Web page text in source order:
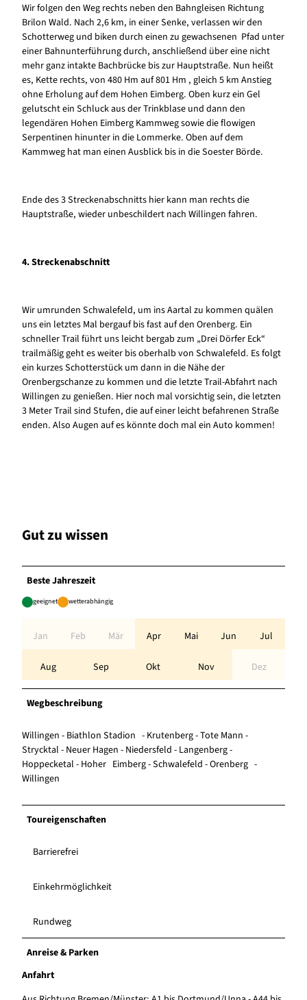
Wir folgen den Weg rechts neben den Bahngleisen Richtung
Brilon Wald. Nach 2,6 km, in einer Senke, verlassen wir den
Schotterweg und biken durch einen zu gewachsenen Pfad unter
einer Bahnunterführung durch, anschließend über eine nicht
mehr ganz intakte Bachbrücke bis zur Hauptstraße. Nun heißt
es, Kette rechts, von 480 Hm auf 801 Hm , gleich 5 km Anstieg
ohne Erholung auf dem Hohen Eimberg. Oben kurz ein Gel
gelutscht ein Schluck aus der Trinkblase und dann den
legendären Hohen Eimberg Kammweg sowie die flowigen
Serpentinen hinunter in die Lommerke. Oben auf dem
Kammweg hat man einen Ausblick bis in die Soester Börde.
Ende des 3 Streckenabschnitts hier kann man rechts die
Hauptstraße, wieder unbeschildert nach Willingen fahren.
4. Streckenabschnitt
Wir umrunden Schwalefeld, um ins Aartal zu kommen quälen
uns ein letztes Mal bergauf bis fast auf den Orenberg. Ein
schneller Trail führt uns leicht bergab zum „Drei Dörfer Eck“
trailmäßig geht es weiter bis oberhalb von Schwalefeld. Es folgt
ein kurzes Schotterstück um dann in die Nähe der
Orenbergschanze zu kommen und die letzte Trail-Abfahrt nach
Willingen zu genießen. Hier noch mal vorsichtig sein, die letzten
3 Meter Trail sind Stufen, die auf einer leicht befahrenen Straße
enden. Also Augen auf es könnte doch mal ein Auto kommen!
Gut zu wissen
Beste Jahreszeit
geeignet wetterabhängig
Jan Feb Mär Apr Mai Jun Jul
Aug Sep Okt Nov Dez
Wegbeschreibung
Willingen - Biathlon Stadion - Krutenberg - Tote Mann -
Strycktal - Neuer Hagen - Niedersfeld - Langenberg -
Hoppecketal - Hoher Eimberg - Schwalefeld - Orenberg -
Willingen
Toureigenschaften
Barrierefrei
Einkehrmöglichkeit
Rundweg
Anreise & Parken
Anfahrt